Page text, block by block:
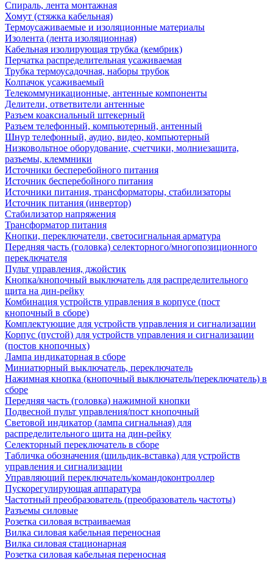
Спираль, лента монтажная
Хомут (стяжка кабельная)
Термоусаживаемые и изоляционные материалы
Изолента (лента изоляционная)
Кабельная изолирующая трубка (кембрик)
Перчатка распределительная усаживаемая
Трубка термоусадочная, наборы трубок
Колпачок усаживаемый
Телекоммуникационные, антенные компоненты
Делители, ответвители антенные
Разъем коаксиальный штекерный
Разъем телефонный, компьютерный, антенный
Шнур телефонный, аудио, видео, компьютерный
Низковольтное оборудование, счетчики, молниезащита,
разъемы, клеммники
Источники бесперебойного питания
Источник бесперебойного питания
Источники питания, трансформаторы, стабилизаторы
Источник питания (инвертор)
Стабилизатор напряжения
Трансформатор питания
Кнопки, переключатели, светосигнальная арматура
Передняя часть (головка) селекторного/многопозиционного
переключателя
Пульт управления, джойстик
Кнопка/кнопочный выключатель для распределительного
щита на дин-рейку
Комбинация устройств управления в корпусе (пост
кнопочный в сборе)
Комплектующие для устройств управления и сигнализации
Корпус (пустой) для устройств управления и сигнализации
(постов кнопочных)
Лампа индикаторная в сборе
Миниатюрный выключатель, переключатель
Нажимная кнопка (кнопочный выключатель/переключатель) в
сборе
Передняя часть (головка) нажимной кнопки
Подвесной пульт управления/пост кнопочный
Световой индикатор (лампа сигнальная) для
распределительного щита на дин-рейку
Селекторный переключатель в сборе
Табличка обозначения (шильдик-вставка) для устройств
управления и сигнализации
Управляющий переключатель/командоконтроллер
Пускорегулирующая аппаратура
Частотный преобразователь (преобразователь частоты)
Разъемы силовые
Розетка силовая встраиваемая
Вилка силовая кабельная переносная
Вилка силовая стационарная
Розетка силовая кабельная переносная